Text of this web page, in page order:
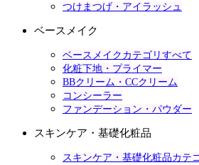
つけまつげ・アイラッシュ
ベースメイク
ベースメイクカテゴリすべて
化粧下地・プライマー
BBクリーム・CCクリーム
コンシーラー
ファンデーション・パウダー
スキンケア・基礎化粧品
スキンケア・基礎化粧品カテ